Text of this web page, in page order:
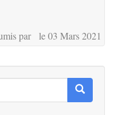
par le 03 Mars 2021